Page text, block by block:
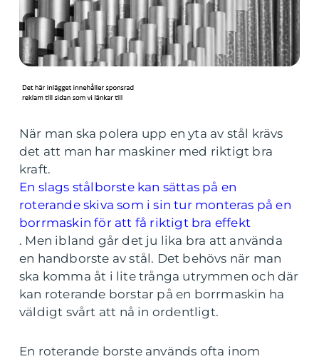
När man ska polera upp en yta av stål krävs
det att man har maskiner med riktigt bra
kraft.
En slags stålborste kan sättas på en
roterande skiva som i sin tur monteras på en
borrmaskin för att få riktigt bra effekt
. Men ibland går det ju lika bra att använda
en handborste av stål. Det behövs när man
ska komma åt i lite trånga utrymmen och där
kan roterande borstar på en borrmaskin ha
väldigt svårt att nå in ordentligt.
En roterande borste används ofta inom